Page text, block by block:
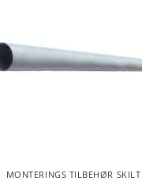
MONTERINGS TILBEHØR SKILT